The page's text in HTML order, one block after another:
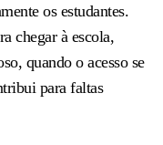
os estudantes.
chegar à escola,
quando o acesso se
para faltas